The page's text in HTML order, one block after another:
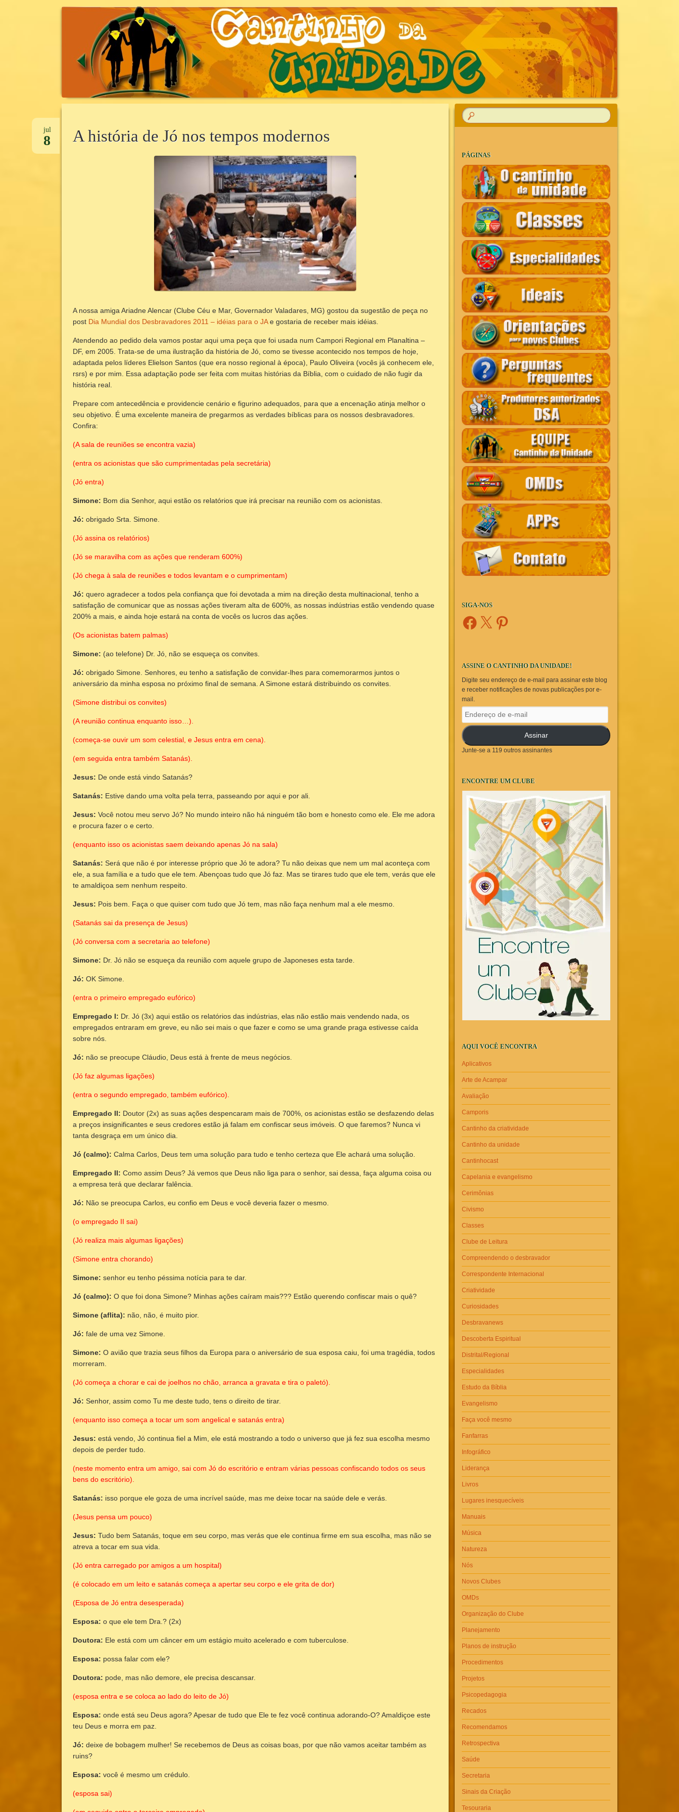
CANTINHODAUNIDADE.COM.BR
CANTINHO DA UNIDADE
A história de Jó nos tempos modernos
jul
8
A nossa amiga Ariadne Alencar (Clube Céu e Mar, Governador Valadares, MG) gostou da sugestão de peça no
post Dia Mundial dos Desbravadores 2011 – idéias para o JAe gostaria de receber mais idéias.
Atendendo ao pedido dela vamos postar aqui uma peça que foi usada num Campori Regional em Planaltina –
DF, em 2005. Trata-se de uma ilustração da história de Jó, como se tivesse acontecido nos tempos de hoje,
adaptada pelos líderes Elielson Santos (que era nosso regional à época), Paulo Oliveira (vocês já conhecem ele,
rsrs) e por mim. Essa adaptação pode ser feita com muitas histórias da Bíblia, com o cuidado de não fugir da
história real.
Prepare com antecedência e providencie cenário e figurino adequados, para que a encenação atinja melhor o
seu objetivo. É uma excelente maneira de pregarmos as verdades bíblicas para os nossos desbravadores.
Confira:
(A sala de reuniões se encontra vazia)
(entra os acionistas que são cumprimentadas pela secretária)
(Jó entra)
Simone: Bom dia Senhor, aqui estão os relatórios que irá precisar na reunião com os acionistas.
Jó:obrigado Srta. Simone.
(Jó assina os relatórios)
(Jó se maravilha com as ações que renderam 600%)
(Jó chega à sala de reuniões e todos levantam e o cumprimentam)
Jó:quero agradecer a todos pela confiança que foi devotada a mim na direção desta multinacional, tenho a
satisfação de comunicar que as nossas ações tiveram alta de 600%, as nossas indústrias estão vendendo quase
200% a mais, e ainda hoje estará na conta de vocês os lucros das ações.
(Os acionistas batem palmas)
Simone: (ao telefone) Dr. Jó, não se esqueça os convites.
Jó:obrigado Simone. Senhores, eu tenho a satisfação de convidar-lhes para comemorarmos juntos o
aniversário da minha esposa no próximo final de semana. A Simone estará distribuindo os convites.
(Simone distribui os convites)
(A reunião continua enquanto isso…).
(começa-se ouvir um som celestial, e Jesus entra em cena).
(em seguida entra também Satanás).
Jesus: De onde está vindo Satanás?
Satanás: Estive dando uma volta pela terra, passeando por aqui e por ali.
Jesus:Você notou meu servo Jó? No mundo inteiro não há ninguém tão bom e honesto como ele. Ele me adora
e procura fazer o e certo.
(enquanto isso os acionistas saem deixando apenas Jó na sala)
Satanás:Será que não é por interesse próprio que Jó te adora? Tu não deixas que nem um mal aconteça com
ele, a sua família e a tudo que ele tem. Abençoas tudo que Jó faz. Mas se tirares tudo que ele tem, verás que ele
te amaldiçoa sem nenhum respeito.
Jesus: Pois bem. Faça o que quiser com tudo que Jó tem, mas não faça nenhum mal a ele mesmo.
(Satanás sai da presença de Jesus)
(Jó conversa com a secretaria ao telefone)
Simone: Dr. Jó não se esqueça da reunião com aquele grupo de Japoneses esta tarde.
Jó:OK Simone.
(entra o primeiro empregado eufórico)
Empregado I: Dr. Jó (3x) aqui estão os relatórios das indústrias, elas não estão mais vendendo nada, os
empregados entraram em greve, eu não sei mais o que fazer e como se uma grande praga estivesse caída
sobre nós.
Jó: não se preocupe Cláudio, Deus está à frente de meus negócios.
(Jó faz algumas ligações)
(entra o segundo empregado, também eufórico).
Empregado II: Doutor (2x) as suas ações despencaram mais de 700%, os acionistas estão se desfazendo delas
a preços insignificantes e seus credores estão já falam em confiscar seus imóveis. O que faremos? Nunca vi
tanta desgraça em um único dia.
Jó (calmo):Calma Carlos, Deus tem uma solução para tudo e tenho certeza que Ele achará uma solução.
Empregado II: Como assim Deus? Já vemos que Deus não liga para o senhor, sai dessa, faça alguma coisa ou
a empresa terá que declarar falência.
Jó: Não se preocupa Carlos, eu confio em Deus e você deveria fazer o mesmo.
(o empregado II sai)
(Jó realiza mais algumas ligações)
(Simone entra chorando)
Simone:senhor eu tenho péssima notícia para te dar.
Jó (calmo):O que foi dona Simone? Minhas ações caíram mais??? Estão querendo confiscar mais o quê?
Simone (aflita): não, não, é muito pior.
Jó:fale de uma vez Simone.
Simone:O avião que trazia seus filhos da Europa para o aniversário de sua esposa caiu, foi uma tragédia, todos
morreram.
(Jó começa a chorar e cai de joelhos no chão, arranca a gravata e tira o paletó).
Jó:Senhor, assim como Tu me deste tudo, tens o direito de tirar.
(enquanto isso começa a tocar um som angelical e satanás entra)
Jesus:está vendo, Jó continua fiel a Mim, ele está mostrando a todo o universo que já fez sua escolha mesmo
depois de perder tudo.
(neste momento entra um amigo, sai com Jó do escritório e entram várias pessoas confiscando todos os seus
bens do escritório).
Satanás: isso porque ele goza de uma incrível saúde, mas me deixe tocar na saúde dele e verás.
(Jesus pensa um pouco)
Jesus:Tudo bem Satanás, toque em seu corpo, mas verás que ele continua firme em sua escolha, mas não se
atreva a tocar em sua vida.
(Jó entra carregado por amigos a um hospital)
(é colocado em um leito e satanás começa a apertar seu corpo e ele grita de dor)
(Esposa de Jó entra desesperada)
Esposa:o que ele tem Dra.? (2x)
Doutora: Ele está com um câncer em um estágio muito acelerado e com tuberculose.
Esposa: possa falar com ele?
Doutora: pode, mas não demore, ele precisa descansar.
(esposa entra e se coloca ao lado do leito de Jó)
Esposa:onde está seu Deus agora? Apesar de tudo que Ele te fez você continua adorando-O? Amaldiçoe este
teu Deus e morra em paz.
Jó:deixe de bobagem mulher! Se recebemos de Deus as coisas boas, por que não vamos aceitar também as
ruins?
Esposa:você é mesmo um crédulo.
(esposa sai)
PÁGINAS
SIGA-NOS
Facebook
X Pinterest
ASSINE O CANTINHO DA UNIDADE!
Digite seu endereço de e-mail para assinar este blog
e receber notificações de novas publicações por e-
mail.
Endereço
de
e-
mail
Assinar
Junte-se a 119 outros assinantes
ENCONTRE UM CLUBE
AQUI VOCÊ ENCONTRA
Aplicativos
Arte de Acampar
Avaliação
Camporis
Cantinho da criatividade
Cantinho da unidade
Cantinhocast
Capelania e evangelismo
Cerimônias
Civismo
Classes
Clube de Leitura
Compreendendo o desbravador
Correspondente Internacional
Criatividade
Curiosidades
Desbravanews
Descoberta Espiritual
Distrital/Regional
Especialidades
Estudo da Bíblia
Evangelismo
Faça você mesmo
Fanfarras
Infográfico
Liderança
Livros
Lugares inesquecíveis
Manuais
Música
Natureza
Nós
Novos Clubes
OMDs
Organização do Clube
Planejamento
Planos de instrução
Procedimentos
Projetos
Psicopedagogia
Recados
Recomendamos
Retrospectiva
Saúde
Secretaria
Sinais da Criação
Tesouraria